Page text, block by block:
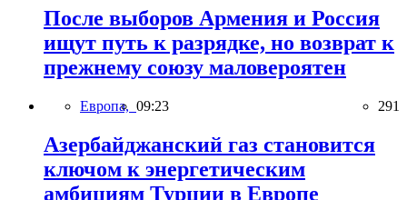
После выборов Армения и Россия
ищут путь к разрядке, но возврат к
прежнему союзу маловероятен
Европа, 09:23 291
Азербайджанский газ становится
ключом к энергетическим
амбициям Турции в Европе